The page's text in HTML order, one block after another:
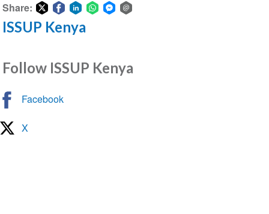
Share:
ShareShareShareShare
Messenger
ISSUP Kenya
Follow ISSUP Kenya
Facebook
X